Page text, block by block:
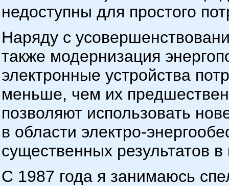
недоступны для простого
Наряду с
также модернизация
электронные устройства
меньше, чем их
позволяют использовать
в области электро-
существенных результатов в
С 1987 года я занимаюсь